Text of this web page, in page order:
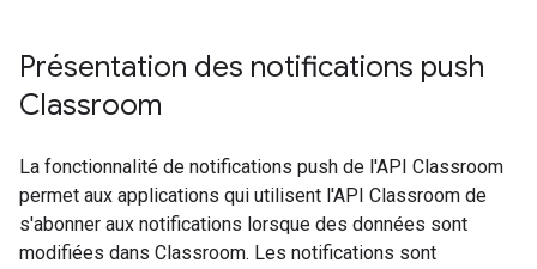
Présentation des notifications push
Classroom
La fonctionnalité de notifications push de l'API Classroom
permet aux applications qui utilisent l'API Classroom de
s'abonner aux notifications lorsque des données sont
modifiées dans Classroom. Les notifications sont